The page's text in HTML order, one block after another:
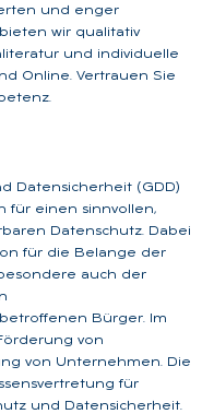
und enger
wir qualitativ
und individuelle
Online. Vertrauen Sie
Datensicherheit (GDD)
für einen sinnvollen,
Datenschutz. Dabei
für die Belange der
auch der
Bürger. Im
von
von Unternehmen. Die
für
und Datensicherheit.